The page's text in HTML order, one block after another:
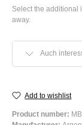
Select the additional
away.
Auch
Add to wishlist
Product number: